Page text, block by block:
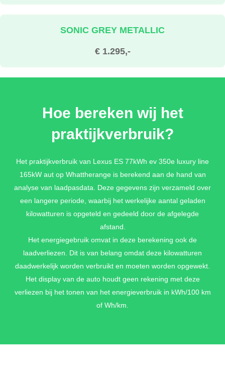
€ 1.295,-
SONIC GREY METALLIC
€ 1.295,-
€ 1.295,-
€ 1.995,-
F WHITE PREMIUM METALLIC
€ 1.995,-
SONIC COPPER PREMIUM METALLIC
Hoe bereken wij het
praktijkverbruik?
Het praktijkverbruik van Lexus ES 77kWh ev 350e luxury line
165kW aut op Whattherange is berekend aan de hand van
analyse van laadpasdata. Deze gegevens zijn verzameld over
een langere periode, waarbij het werkelijke aantal geladen
kilowatturen is opgeteld en gedeeld door de afgelegde
afstand.
Het energiegebruik omvat in deze berekening ook de
laadverliezen. Dit is van belang omdat deze kilowatturen
daadwerkelijk worden verbruikt en moeten worden opgewekt.
Het display van de auto houdt geen rekening met deze
verliezen bij het tonen van het energieverbruik in kWh/100 km
of Wh/km.